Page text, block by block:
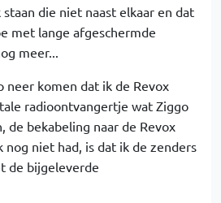
die niet naast elkaar en dat
met lange afgeschermde
meer...
neer komen dat ik de Revox
radioontvangertje wat Ziggo
de bekabeling naar de Revox
niet had, is dat ik de zenders
de bijgeleverde